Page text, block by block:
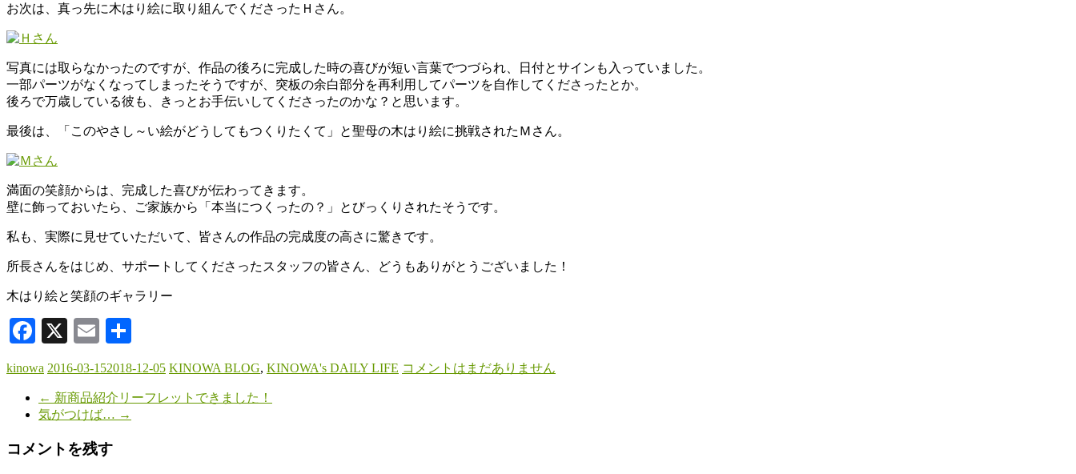
お次は、真っ先に木はり絵に取り組んでくださったＨさん。
写真には取らなかったのですが、作品の後ろに完成した時の喜びが短い言葉でつづられ、日付とサインも入っていました。
一部パーツがなくなってしまったそうですが、突板の余白部分を再利用してパーツを自作してくださったとか。
後ろで万歳している彼も、きっとお手伝いしてくださったのかな？と思います。
最後は、「このやさし～い絵がどうしてもつくりたくて」と聖母の木はり絵に挑戦されたＭさん。
満面の笑顔からは、完成した喜びが伝わってきます。
壁に飾っておいたら、ご家族から「本当につくったの？」とびっくりされたそうです。
私も、実際に見せていただいて、皆さんの作品の完成度の高さに驚きです。
所長さんをはじめ、サポートしてくださったスタッフの皆さん、どうもありがとうございました！
木はり絵と笑顔のギャラリー
Facebook
X Email
有
kinowa 2016-03-152018-12-05 KINOWA BLOG, KINOWA's DAILY LIFE コメントはまだありません
← 新商品紹介リーフレットできました！
気がつけば… →
コメントを残す